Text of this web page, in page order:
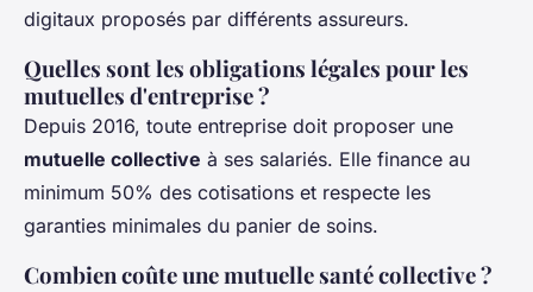
digitaux proposés par différents assureurs.
Quelles sont les obligations légales pour les
mutuelles d'entreprise ?
Depuis 2016, toute entreprise doit proposer une
mutuelle collective à ses salariés. Elle finance au
minimum 50% des cotisations et respecte les
garanties minimales du panier de soins.
Combien coûte une mutuelle santé collective ?